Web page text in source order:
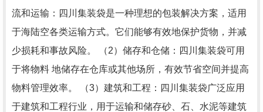
流和运输：四川集装袋是一种理想的包装解决方案，适用
于海陆空各类运输方式。它们能够有效地保护货物，并减
少损耗和事故风险。 （2）储存和仓储：四川集装袋可用
于将物料 地储存在仓库或其他场所，有效节省空间并提高
物料管理效率。 （3）建筑和工程：四川集装袋广泛应用
于建筑和工程行业，用于运输和储存砂、石、水泥等建筑